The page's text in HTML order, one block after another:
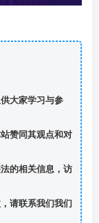
大家学习与参
赞同其观点和对
的相关信息，访
请联系我们我们